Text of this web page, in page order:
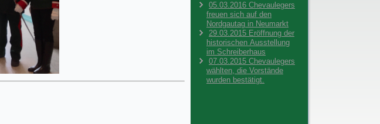
05.03.2016 Chevaulegers
freuen sich auf den
Nordgautag in Neumarkt
29.03.2015 Eröffnung der
historischen Ausstellung
im Schreiberhaus
07.03.2015 Chevaulegers
wählten, die Vorstände
wurden bestätigt.